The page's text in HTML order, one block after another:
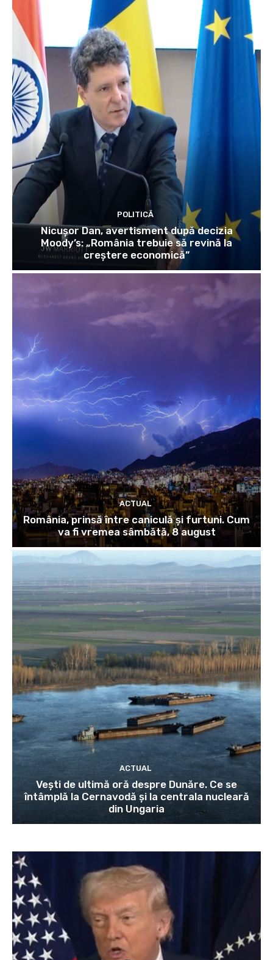
POLITICĂ
Nicușor Dan, avertisment după decizia
Moody’s: „România trebuie să revină la
creștere economică”
ACTUAL
România, prinsă între caniculă și furtuni. Cum
va fi vremea sâmbătă, 8 august
ACTUAL
Vești de ultimă oră despre Dunăre. Ce se
întâmplă la Cernavodă și la centrala nucleară
din Ungaria